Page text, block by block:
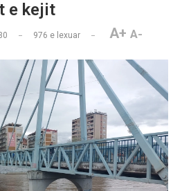
e kejit
976 e lexuar A+ A-